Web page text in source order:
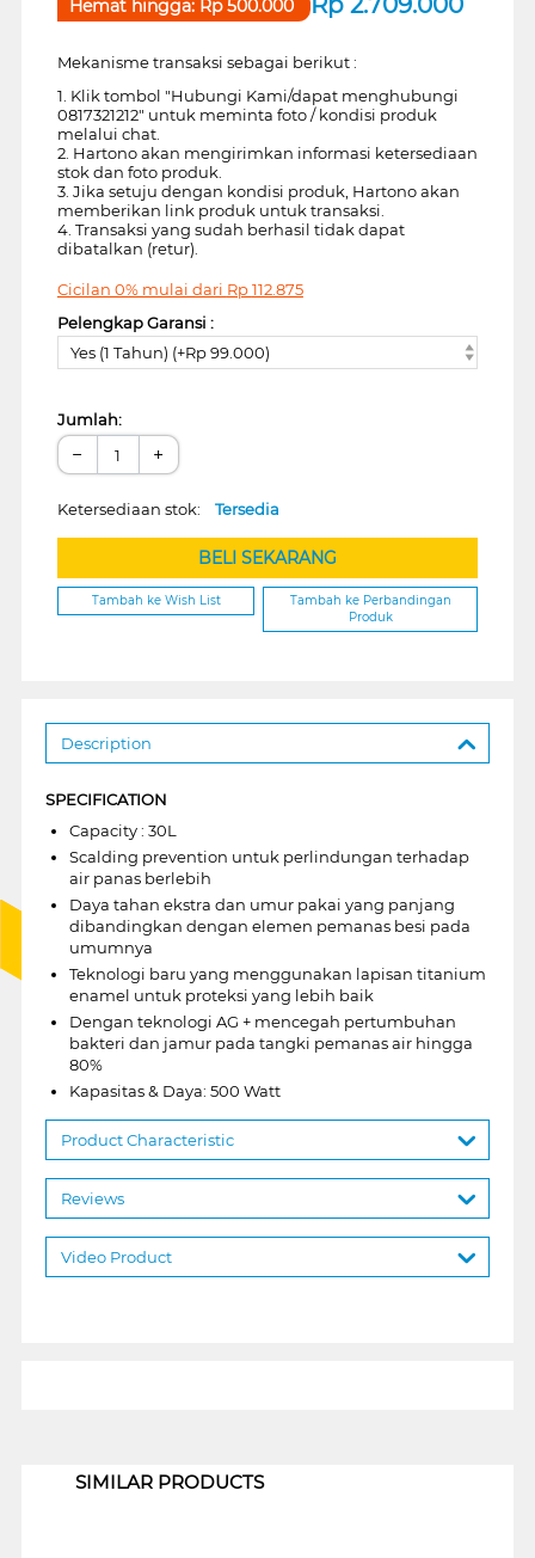
Hemat hingga: Rp500.000
Mekanisme transaksi sebagai berikut :
1. Klik tombol "Hubungi Kami/dapat menghubungi
0817321212" untuk meminta foto / kondisi produk
melalui chat.
2. Hartono akan mengirimkan informasi ketersediaan
stok dan foto produk.
3. Jika setuju dengan kondisi produk, Hartono akan
memberikan link produk untuk transaksi.
4. Transaksi yang sudah berhasil tidak dapat
dibatalkan (retur).
Cicilan 0% mulai dari Rp112.875
Pelengkap Garansi :
Yes (1 Tahun) (+Rp 99.000)
Jumlah:
− +
Ketersediaan stok: Tersedia
BELI SEKARANG
Tambah ke Wish List
Tambah ke Perbandingan
Produk
Description
SPECIFICATION
Capacity : 30L
Scalding prevention untuk perlindungan terhadap
air panas berlebih
Daya tahan ekstra dan umur pakai yang panjang
dibandingkan dengan elemen pemanas besi pada
umumnya
Teknologi baru yang menggunakan lapisan titanium
enamel untuk proteksi yang lebih baik
Dengan teknologi AG + mencegah pertumbuhan
bakteri dan jamur pada tangki pemanas air hingga
80%
Kapasitas & Daya: 500 Watt
Product Characteristic
Reviews
Video Product
SIMILAR PRODUCTS